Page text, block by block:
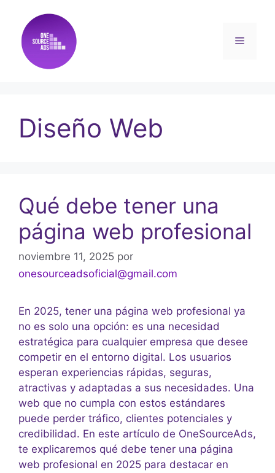
Diseño Web
Qué debe tener una
página web profesional
noviembre 11, 2025 por
onesourceadsoficial@gmail.com
En 2025, tener una página web profesional ya
no es solo una opción: es una necesidad
estratégica para cualquier empresa que desee
competir en el entorno digital. Los usuarios
esperan experiencias rápidas, seguras,
atractivas y adaptadas a sus necesidades. Una
web que no cumpla con estos estándares
puede perder tráfico, clientes potenciales y
credibilidad. En este artículo de OneSourceAds,
te explicaremos qué debe tener una página
web profesional en 2025 para destacar en